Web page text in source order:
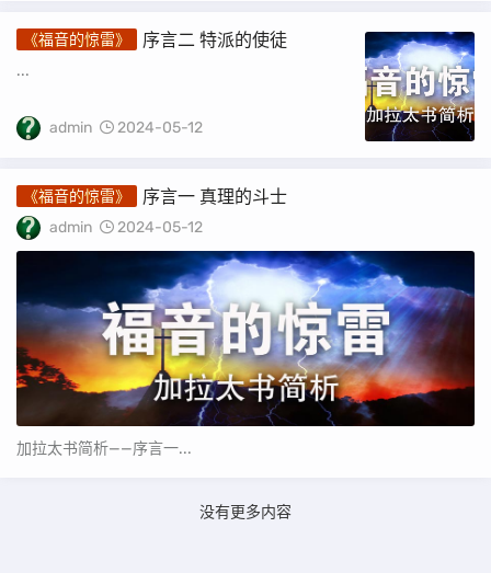
《福音的惊雷》 序言二 特派的使徒
...
admin 2024-05-12
《福音的惊雷》 序言一 真理的斗士
admin 2024-05-12
加拉太书简析——序言一...
没有更多内容